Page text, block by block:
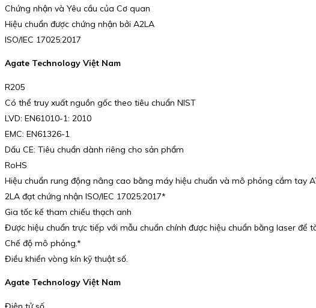
Chứng nhận và Yêu cầu của Cơ quan
Hiệu chuẩn được chứng nhận bởi A2LA
ISO/IEC 17025:2017
Agate Technology Việt Nam
R205
Có thể truy xuất nguồn gốc theo tiêu chuẩn NIST
LVD: EN61010-1: 2010
EMC: EN61326-1
Dấu CE: Tiêu chuẩn dành riêng cho sản phẩm
RoHS
Hiệu chuẩn rung động nâng cao bằng máy hiệu chuẩn và mô phỏng cầm tay
2LA đạt chứng nhận ISO/IEC 17025:2017*
Gia tốc kế tham chiếu thạch anh
Được hiệu chuẩn trực tiếp với mẫu chuẩn chính được hiệu chuẩn bằng laser để
Chế độ mô phỏng.*
Điều khiển vòng kín kỹ thuật số.
Agate Technology Việt Nam